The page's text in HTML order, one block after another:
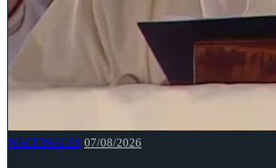
NACIONALES 07/08/2026